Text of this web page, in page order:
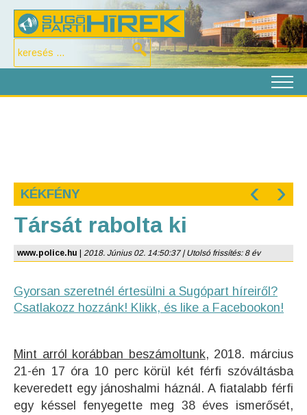
KÉKFÉNY ‹ ›
Társát rabolta ki
www.police.hu 2018. Június 02. 14:50:37 | Utolsó frissítés: 8 év
Gyorsan szeretnél értesülni a Sugópart híreiről?
Csatlakozz hozzánk! Klikk, és like a Facebookon!
Mint arról korábban beszámoltunk, 2018. március
21-én 17 óra 10 perc körül két férfi szóváltásba
keveredett egy jánoshalmi háznál. A fiatalabb férfi
egy késsel fenyegette meg 38 éves ismerősét,